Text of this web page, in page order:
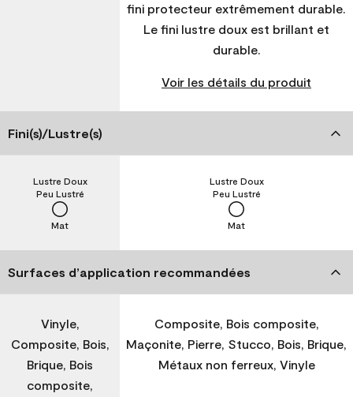
fini protecteur extrêmement durable.
Le fini lustre doux est brillant et
durable.
Voir les détails du produit
Fini(s)/Lustre(s)
Mat
Peu Lustré
Lustre Doux
Mat
Peu Lustré
Lustre Doux
Surfaces d’application recommandées
Vinyle,
Composite, Bois,
Brique, Bois
composite,
Composite, Bois composite,
Maçonite, Pierre, Stucco, Bois, Brique,
Métaux non ferreux, Vinyle